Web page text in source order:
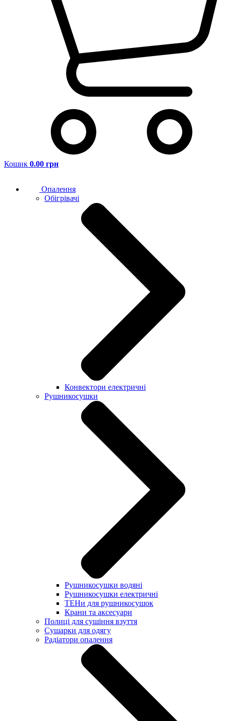
Кошик 0.00 грн
Опалення
Обігрівачі
Конвектори електричні
Рушникосушки
Рушникосушки водяні
Рушникосушки електричні
ТЕНи для рушникосушок
Крани та аксесуари
Полиці для сушіння взуття
Сушарки для одягу
Радіатори опалення